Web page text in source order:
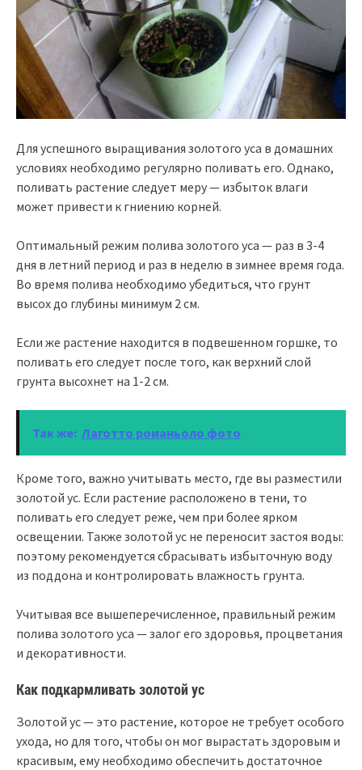
Для успешного выращивания золотого уса в домашних
условиях необходимо регулярно поливать его. Однако,
поливать растение следует меру — избыток влаги
может привести к гниению корней.
Оптимальный режим полива золотого уса — раз в 3-4
дня в летний период и раз в неделю в зимнее время года.
Во время полива необходимо убедиться, что грунт
высох до глубины минимум 2 см.
Если же растение находится в подвешенном горшке, то
поливать его следует после того, как верхний слой
грунта высохнет на 1-2 см.
Так же: Лаготто романьоло фото
Кроме того, важно учитывать место, где вы разместили
золотой ус. Если растение расположено в тени, то
поливать его следует реже, чем при более ярком
освещении. Также золотой ус не переносит застоя воды:
поэтому рекомендуется сбрасывать избыточную воду
из поддона и контролировать влажность грунта.
Учитывая все вышеперечисленное, правильный режим
полива золотого уса — залог его здоровья, процветания
и декоративности.
Как подкармливать золотой ус
Золотой ус — это растение, которое не требует особого
ухода, но для того, чтобы он мог вырастать здоровым и
красивым, ему необходимо обеспечить достаточное